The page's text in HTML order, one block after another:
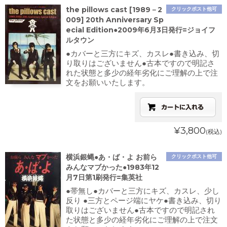
クリックポスト他可
the pillows cast [1989－2
009] 20th Anniversary Sp
ecial Edition●2009年6月3日発行=ジョイフ
ルタウン
●カバーと三方にキズ、カスレ●書き込み、切
り取りはございません●古本ですので明記さ
れた状態と多少の経年劣化にご理解の上で注
文をお願いいたします。
¥3,800(税込)
クリックポスト他可
横浜銀蝿●あ・ば・よ お前ら
みんなマブかった●1983年12
月7日第1刷発行=集英社
●帯無し●カバーと三方にキズ、カスレ、少し
反り ●三方とページ端にヤケ●書き込み、切り
取りはございません●古本ですので明記され
た状態と多少の経年劣化にご理解の上で注文